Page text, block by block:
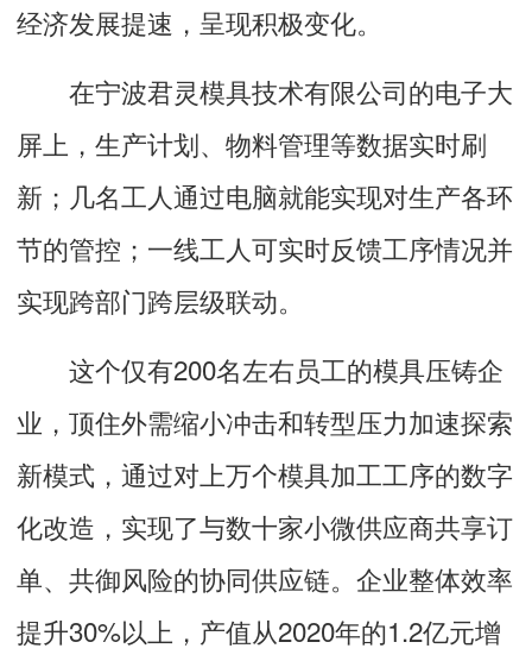
经济发展提速，呈现积极变化。
在宁波君灵模具技术有限公司的电子大
屏上，生产计划、物料管理等数据实时刷
新；几名工人通过电脑就能实现对生产各环
节的管控；一线工人可实时反馈工序情况并
实现跨部门跨层级联动。
这个仅有200名左右员工的模具压铸企
业，顶住外需缩小冲击和转型压力加速探索
新模式，通过对上万个模具加工工序的数字
化改造，实现了与数十家小微供应商共享订
单、共御风险的协同供应链。企业整体效率
提升30%以上，产值从2020年的1.2亿元增